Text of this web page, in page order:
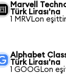
Marvell
Türk Lirası'na
1 MRVLon
Alphabet
Türk Lirası'na
1 GOOGLon